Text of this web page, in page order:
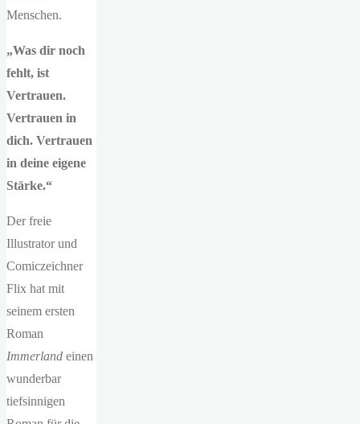
Menschen.
„Was dir noch
fehlt, ist
Vertrauen.
Vertrauen in
dich. Vertrauen
in deine eigene
Stärke.“
Der freie
Illustrator und
Comiczeichner
Flix hat mit
seinem ersten
Roman
Immerland einen
wunderbar
tiefsinnigen